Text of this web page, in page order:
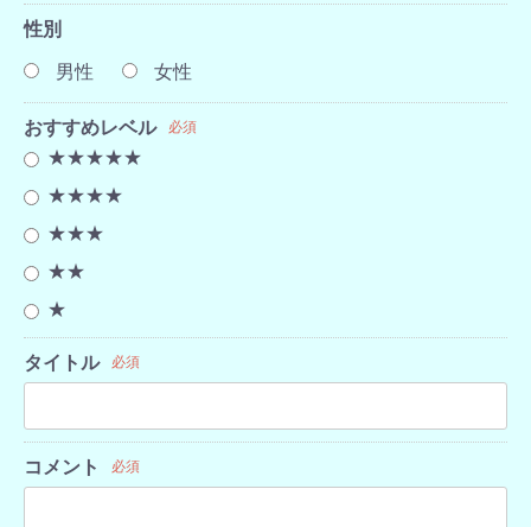
性別
男性
女性
おすすめレベル 必須
★★★★★
★★★★
★★★
★★
★
タイトル 必須
コメント 必須